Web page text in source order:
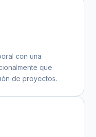
con una
que
de proyectos.